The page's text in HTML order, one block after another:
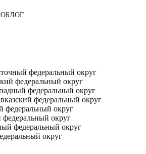
федеральный округ
федеральный округ
федеральный округ
федеральный округ
федеральный округ
федеральный округ
федеральный округ
округ